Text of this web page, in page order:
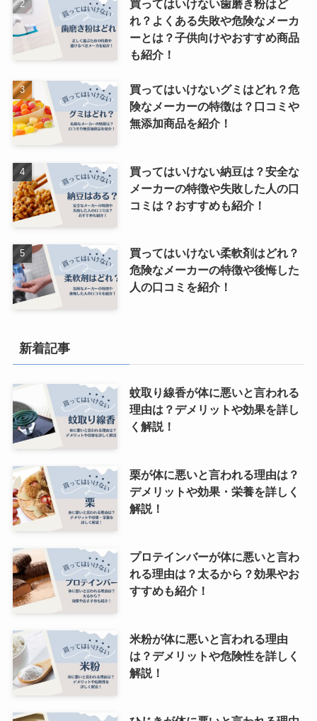
買ってはいけない歯磨き粉はど
れ？よくある失敗や危険なメーカ
ーとは？子供向けやおすすめ商品
も紹介！
買ってはいけないグミはどれ？危
険なメーカーの特徴は？口コミや
無添加商品を紹介！
買ってはいけない納豆は？安全な
メーカーの特徴や失敗した人の口
コミは？おすすめも紹介！
買ってはいけない柔軟剤はどれ？
危険なメーカーの特徴や後悔した
人の口コミを紹介！
新着記事
蚊取り線香が体に悪いと言われる
理由は？デメリットや効果を詳し
く解説！
栗が体に悪いと言われる理由は？
デメリットや効果・栄養を詳しく
解説！
プロテインバーが体に悪いと言わ
れる理由は？太るから？効果やお
すすめも紹介！
米粉が体に悪いと言われる理由
は？デメリットや危険性を詳しく
解説！